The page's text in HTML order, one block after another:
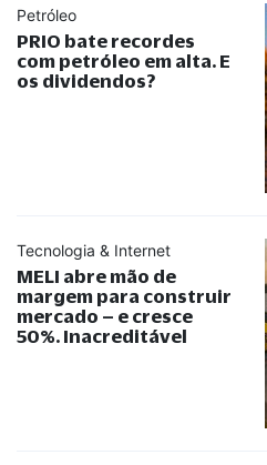
Petróleo
PRIO bate recordes
com petróleo em alta. E
os dividendos?
Tecnologia & Internet
MELI abre mão de
margem para construir
mercado – e cresce
50%. Inacreditável